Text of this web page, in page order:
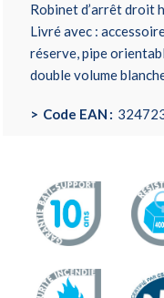
Robinet d’arrêt droit
Livré avec :
réserve, pipe
double volume
Code EAN